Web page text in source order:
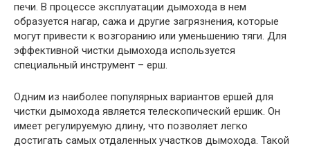
печи. В процессе эксплуатации дымохода в нем
образуется нагар, сажа и другие загрязнения, которые
могут привести к возгоранию или уменьшению тяги. Для
эффективной чистки дымохода используется
специальный инструмент – ерш.
Одним из наиболее популярных вариантов ершей для
чистки дымохода является телескопический ершик. Он
имеет регулируемую длину, что позволяет легко
достигать самых отдаленных участков дымохода. Такой